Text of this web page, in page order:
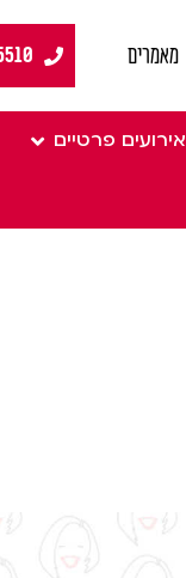
מאמרים
אירועים פרטיים